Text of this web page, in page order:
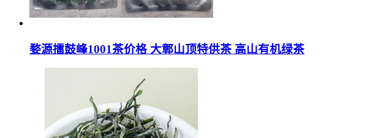
婺源擂鼓峰1001茶价格 大鄣山顶特供茶 高山有机绿茶